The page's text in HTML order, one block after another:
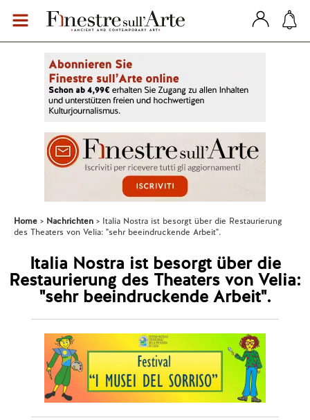
Home Nachrichten
Italia Nostra ist besorgt über die Restaurierung
des Theaters von Velia: "sehr beeindruckende Arbeit".
Italia Nostra ist besorgt über die
Restaurierung des Theaters von Velia:
"sehr beeindruckende Arbeit".